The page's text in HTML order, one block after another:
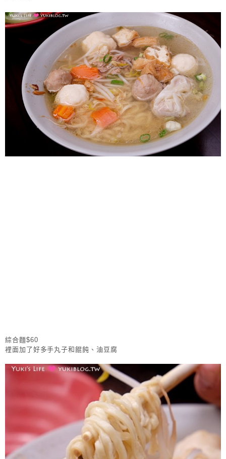
綜合麵$60
裡面加了好多手丸子和餛飩、油豆腐